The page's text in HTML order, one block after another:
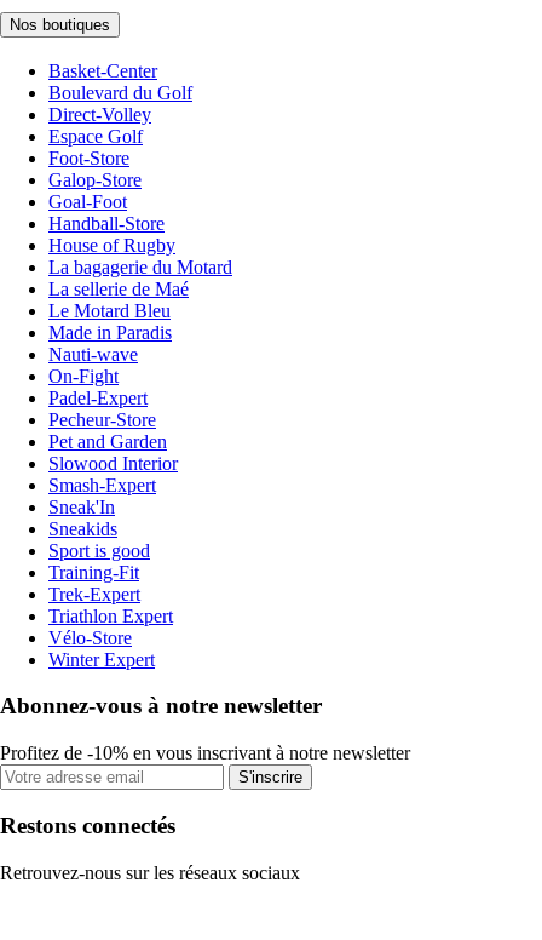
Nos boutiques
Basket-Center
Boulevard du Golf
Direct-Volley
Espace Golf
Foot-Store
Galop-Store
Goal-Foot
Handball-Store
House of Rugby
La bagagerie du Motard
La sellerie de Maé
Le Motard Bleu
Made in Paradis
Nauti-wave
On-Fight
Padel-Expert
Pecheur-Store
Pet and Garden
Slowood Interior
Smash-Expert
Sneak'In
Sneakids
Sport is good
Training-Fit
Trek-Expert
Triathlon Expert
Vélo-Store
Winter Expert
Abonnez-vous à notre newsletter
Profitez de -10% en vous inscrivant à notre newsletter
S'inscrire
Restons connectés
Retrouvez-nous sur les réseaux sociaux